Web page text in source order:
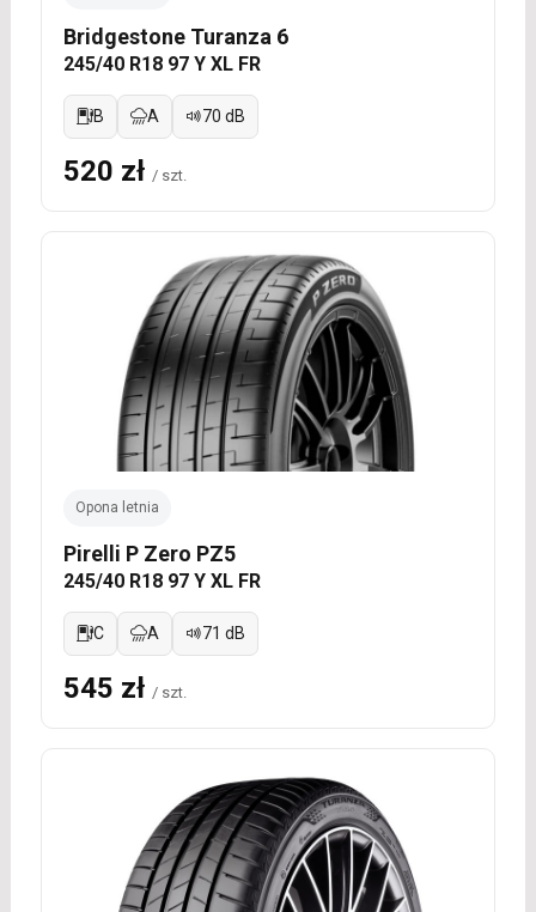
Bridgestone Turanza 6
245/40 R18 97 Y XL FR
B A 70 dB
520 zł / szt.
Opona letnia
Pirelli P Zero PZ5
245/40 R18 97 Y XL FR
C A 71 dB
545 zł / szt.